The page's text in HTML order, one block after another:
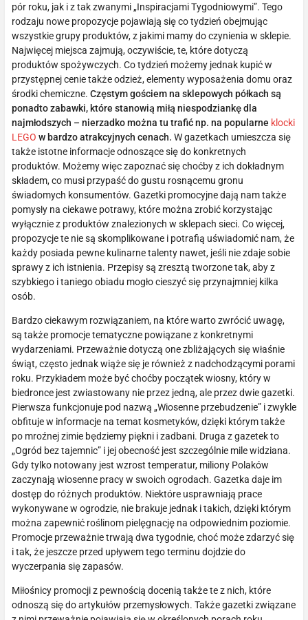
pór roku, jak i z tak zwanymi „Inspiracjami Tygodniowymi”. Tego
rodzaju nowe propozycje pojawiają się co tydzień obejmując
wszystkie grupy produktów, z jakimi mamy do czynienia w sklepie.
Najwięcej miejsca zajmują, oczywiście, te, które dotyczą
produktów spożywczych. Co tydzień możemy jednak kupić w
przystępnej cenie także odzież, elementy wyposażenia domu oraz
środki chemiczne. Częstym gościem na sklepowych półkach są
ponadto zabawki, które stanowią miłą niespodziankę dla
najmłodszych – nierzadko można tu trafić np. na popularne klocki
LEGO w bardzo atrakcyjnych cenach. W gazetkach umieszcza się
także istotne informacje odnoszące się do konkretnych
produktów. Możemy więc zapoznać się choćby z ich dokładnym
składem, co musi przypaść do gustu rosnącemu gronu
świadomych konsumentów. Gazetki promocyjne dają nam także
pomysły na ciekawe potrawy, które można zrobić korzystając
wyłącznie z produktów znalezionych w sklepach sieci. Co więcej,
propozycje te nie są skomplikowane i potrafią uświadomić nam, że
każdy posiada pewne kulinarne talenty nawet, jeśli nie zdaje sobie
sprawy z ich istnienia. Przepisy są zresztą tworzone tak, aby z
szybkiego i taniego obiadu mogło cieszyć się przynajmniej kilka
osób.
Bardzo ciekawym rozwiązaniem, na które warto zwrócić uwagę,
są także promocje tematyczne powiązane z konkretnymi
wydarzeniami. Przeważnie dotyczą one zbliżających się właśnie
świąt, często jednak wiąże się je również z nadchodzącymi porami
roku. Przykładem może być choćby początek wiosny, który w
biedronce jest zwiastowany nie przez jedną, ale przez dwie gazetki.
Pierwsza funkcjonuje pod nazwą „Wiosenne przebudzenie” i zwykle
obfituje w informacje na temat kosmetyków, dzięki którym także
po mroźnej zimie będziemy piękni i zadbani. Druga z gazetek to
„Ogród bez tajemnic” i jej obecność jest szczególnie mile widziana.
Gdy tylko notowany jest wzrost temperatur, miliony Polaków
zaczynają wiosenne pracy w swoich ogrodach. Gazetka daje im
dostęp do różnych produktów. Niektóre usprawniają prace
wykonywane w ogrodzie, nie brakuje jednak i takich, dzięki którym
można zapewnić roślinom pielęgnację na odpowiednim poziomie.
Promocje przeważnie trwają dwa tygodnie, choć może zdarzyć się
i tak, że jeszcze przed upływem tego terminu dojdzie do
wyczerpania się zapasów.
Miłośnicy promocji z pewnością docenią także te z nich, które
odnoszą się do artykułów przemysłowych. Także gazetki związane